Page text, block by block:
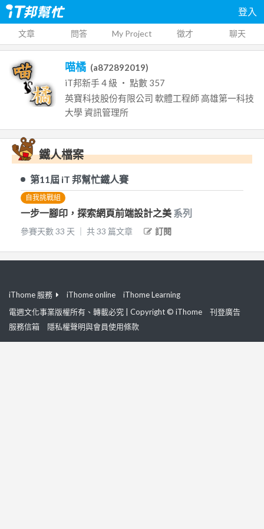
登入
文章 問答 My Project 徵才 聊天
喵橘 (a872892019)
iT邦新手4 級 ‧ 點數 357
英寶科技股份有限公司 軟體工程師 高雄第一科技
大學資訊管理所
鐵人檔案
第11屆 iT 邦幫忙鐵人賽
自我挑戰組
一步一腳印，探索網頁前端設計之美 系列
參賽天數33 天 共33 篇文章 訂閱
iThome 服務 iThome online
iThome Learning
電週文化事業版權所有、轉載必究 | Copyright © iThome
刊登廣告
服務信箱
隱私權聲明與會員使用條款